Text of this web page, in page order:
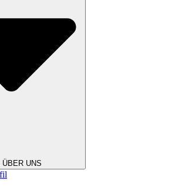
ÜBER UNS